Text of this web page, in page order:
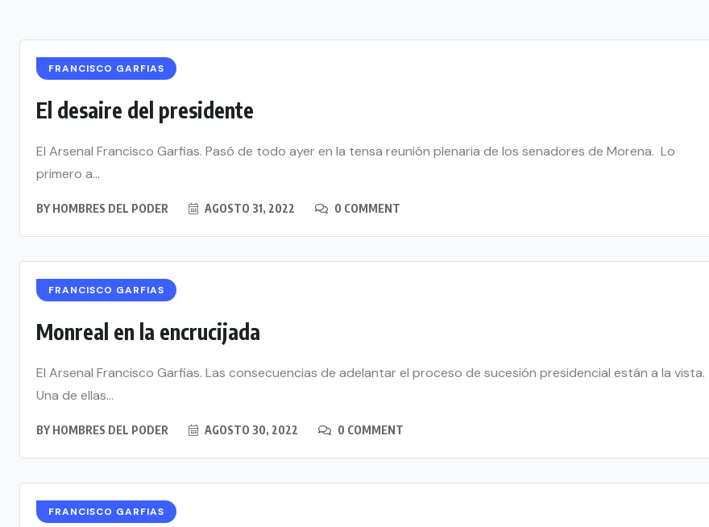
FRANCISCO GARFIAS
El desaire del presidente
El Arsenal Francisco Garfias. Pasó de todo ayer en la tensa reunión plenaria de los senadores de Morena. Lo
primero a...
BY HOMBRES DEL PODER AGOSTO 31, 2022 0 COMMENT
FRANCISCO GARFIAS
Monreal en la encrucijada
El Arsenal Francisco Garfias. Las consecuencias de adelantar el proceso de sucesión presidencial están a la vista.
Una de ellas...
BY HOMBRES DEL PODER AGOSTO 30, 2022 0 COMMENT
FRANCISCO GARFIAS